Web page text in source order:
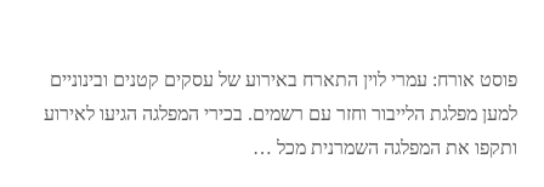
פוסט אורח: עמרי לוין התארח באירוע של עסקים קטנים ובינוניים
למען מפלגת הלייבור וחזר עם רשמים. בכירי המפלגה הגיעו לאירוע
ותקפו את המפלגה השמרנית מכל …